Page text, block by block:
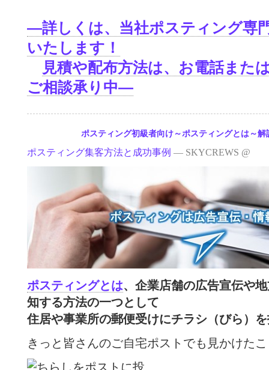
—詳しくは、当社ポスティング専
いたします！
見積や配布方法は、お電話また
ご相談承り中—
ポスティング初級者向け～ポスティングとは～解
ポスティング集客方法と成功事例 — SKYCREWS @
ポスティングとは、企業店舗の広告宣伝や
知する方法の一つとして
住居や事業所の郵便受けにチラシ（びら）
きっと皆さんのご自宅ポストでも見かけた